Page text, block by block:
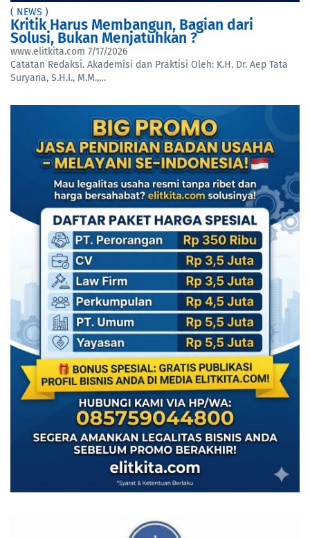
( NEWS )
Kritik Harus Membangun, Bagian dari
Solusi, Bukan Menjatuhkan ?
www.elitkita.com 7/17/2026
Catatan Redaksi. Akademisi dan Praktisi Oleh: K.H. Dr. Aep Tata
Suryana, S.H.I., M.M.,…